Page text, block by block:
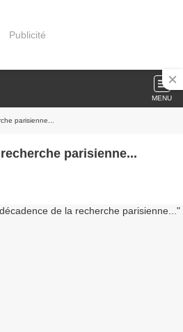
Publicité
MENU
parisienne...
parisienne...